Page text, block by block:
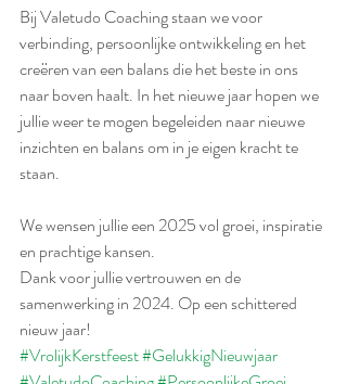
Bij Valetudo Coaching staan we voor
verbinding, persoonlijke ontwikkeling en het
creëren van een balans die het beste in ons
naar boven haalt. In het nieuwe jaar hopen we
jullie weer te mogen begeleiden naar nieuwe
inzichten en balans om in je eigen kracht te
staan.
We wensen jullie een 2025 vol groei, inspiratie
en prachtige kansen.
Dank voor jullie vertrouwen en de
samenwerking in 2024. Op een schittered
nieuw jaar!
#VrolijkKerstfeest#GelukkigNieuwjaar